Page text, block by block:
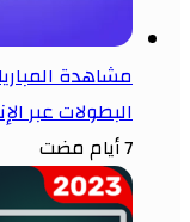
مشاهدة
البطولات عبر
7 أيام مضت